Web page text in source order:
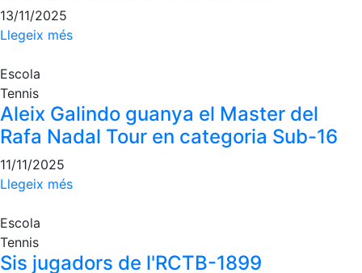
Piscina
Restaurants
Restaurant
L'Snack
Casa Arilla
Chill Out
Bar
Piscina
13/11/2025
Llegeix més
Escola
Tennis
Aleix Galindo guanya el Master del
Rafa Nadal Tour en categoria Sub-16
11/11/2025
Llegeix més
Escola
Tennis
Sis jugadors de l'RCTB-1899